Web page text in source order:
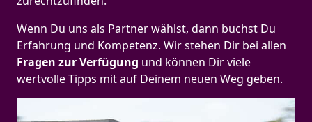
Wenn Du uns als Partner wählst, dann buchst Du
Erfahrung und Kompetenz. Wir stehen Dir bei allen
Fragen zur Verfügung und können Dir viele
wertvolle Tipps mit auf Deinem neuen Weg geben.